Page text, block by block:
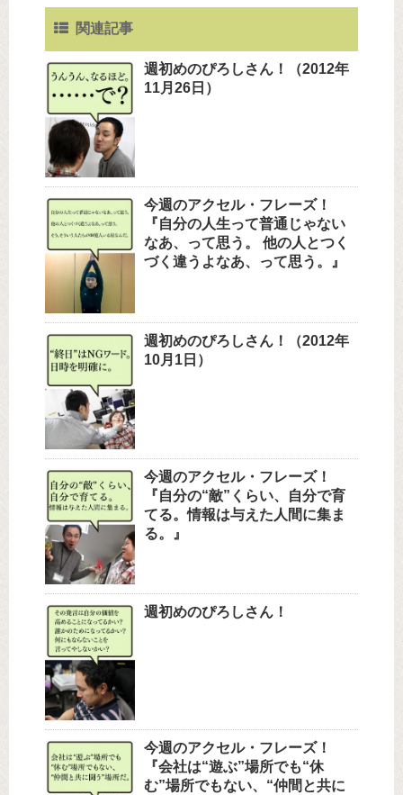
関連記事
週初めのぴろしさん！（2012年
11月26日）
今週のアクセル・フレーズ！
『自分の人生って普通じゃない
なあ、って思う。 他の人とつく
づく違うよなあ、って思う。』
週初めのぴろしさん！（2012年
10月1日）
今週のアクセル・フレーズ！
『自分の“敵”くらい、自分で育
てる。情報は与えた人間に集ま
る。』
週初めのぴろしさん！
今週のアクセル・フレーズ！
『会社は“遊ぶ”場所でも“休
む”場所でもない、“仲間と共に